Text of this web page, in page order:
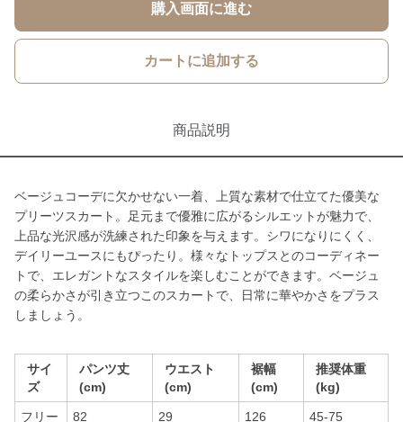
購入画面に進む
カートに追加する
商品説明
ベージュコーデに欠かせない一着、上質な素材で仕立てた優美な
プリーツスカート。足元まで優雅に広がるシルエットが魅力で、
上品な光沢感が洗練された印象を与えます。シワになりにくく、
デイリーユースにもぴったり。様々なトップスとのコーディネー
トで、エレガントなスタイルを楽しむことができます。ベージュ
の柔らかさが引き立つこのスカートで、日常に華やかさをプラス
しましょう。
サイ
ズ
パンツ丈
(cm)
ウエスト
(cm)
裾幅
(cm)
推奨体重
(kg)
フリー 82 29 126 45-75